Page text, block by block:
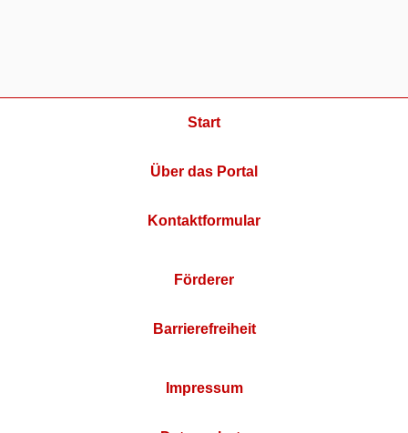
Start
Über das Portal
Kontaktformular
Förderer
Barrierefreiheit
Impressum